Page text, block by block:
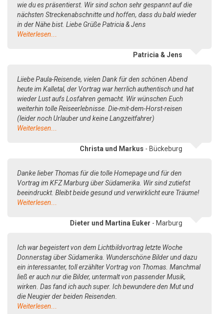
wie du es präsentierst. Wir sind schon sehr gespannt auf die
nächsten Streckenabschnitte und hoffen, dass du bald wieder
in der Nähe bist. Liebe Grüße Patricia & Jens
Weiterlesen...
Patricia & Jens
Liiebe Paula-Reisende, vielen Dank für den schönen Abend
heute im Kalletal, der Vortrag war herrlich authentisch und hat
wieder Lust aufs Losfahren gemacht. Wir wünschen Euch
weiterhin tolle Reiseerlebnisse. Die-mit-dem-Horst-reisen
(leider noch Urlauber und keine Langzeitfahrer)
Weiterlesen...
Christa und Markus - Bückeburg
Danke lieber Thomas für die tolle Homepage und für den
Vortrag im KFZ Marburg über Südamerika. Wir sind zutiefst
beeindruckt. Bleibt beide gesund und verwirklicht eure Träume!
Weiterlesen...
Dieter und Martina Euker - Marburg
Ich war begeistert von dem Lichtbildvortrag letzte Woche
Donnerstag über Südamerika. Wunderschöne Bilder und dazu
ein interessanter, toll erzählter Vortrag von Thomas. Manchmal
ließ er auch nur die Bilder, untermalt von passender Musik,
wirken. Das fand ich auch super. Ich bewundere den Mut und
die Neugier der beiden Reisenden.
Weiterlesen...